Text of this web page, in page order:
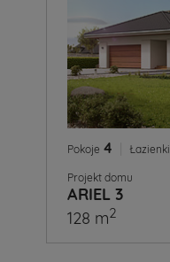
Pokoje 4 Łazienki
Projekt domu
ARIEL 3
128 m2